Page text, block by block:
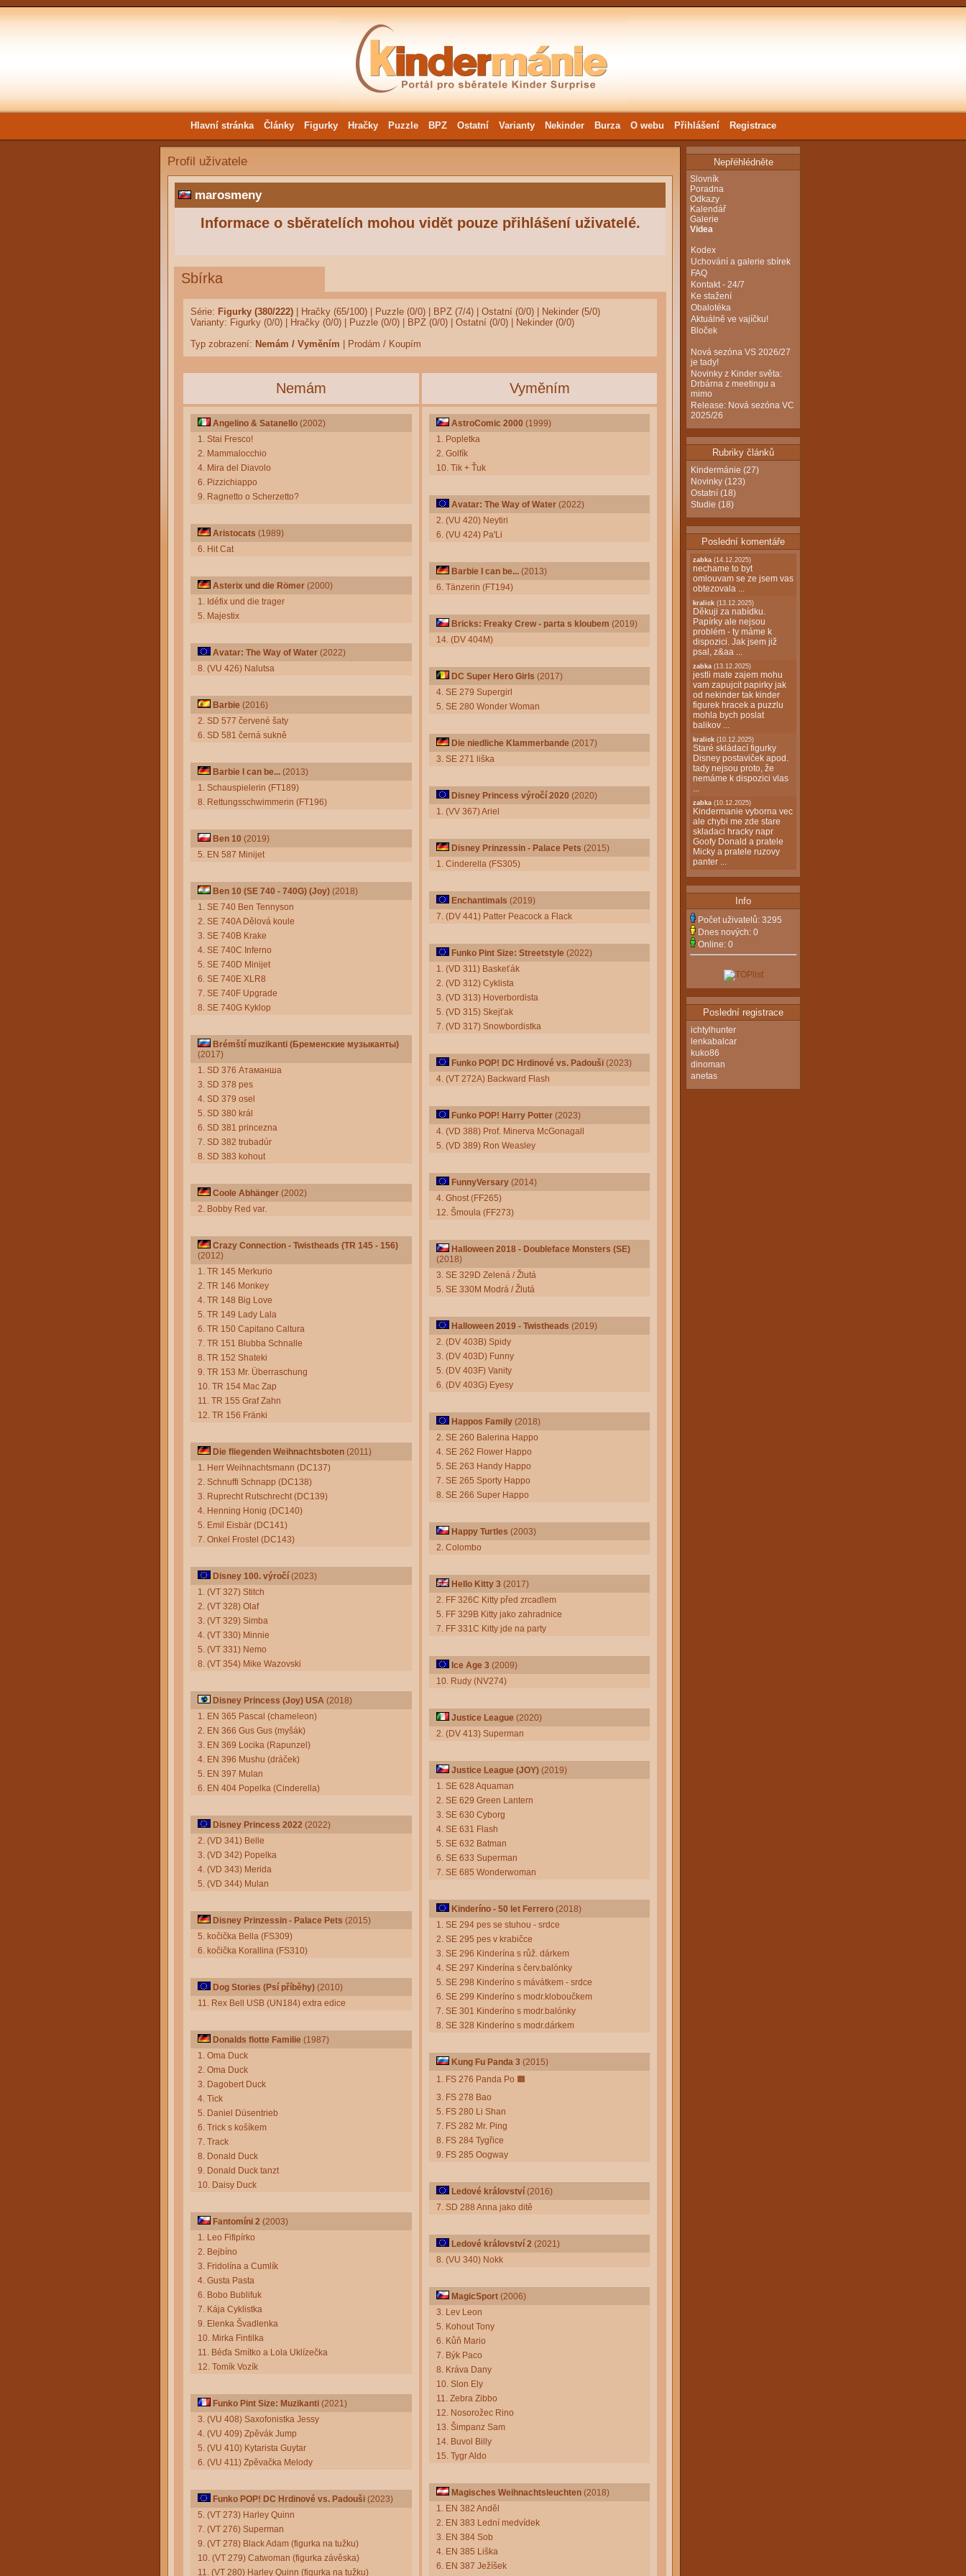
Hlavní stránka Články Figurky Hračky Puzzle BPZ Ostatní Varianty Nekinder Burza O webu Přihlášení Registrace
Profil uživatele
marosmeny
Informace o sběratelích mohou vidět pouze přihlášení uživatelé.
Sbírka
Série: Figurky (380/222) Hračky (65/100) Puzzle (0/0) BPZ (7/4) Ostatní (0/0)
Nekinder (5/0)
Varianty: Figurky (0/0) Hračky (0/0) Puzzle (0/0) BPZ (0/0) Ostatní (0/0)
Nekinder (0/0)
Typ zobrazení: Nemám / Vyměním Prodám / Koupím
Nemám Vyměním
Angelino & Satanello (2002)
1. Stai Fresco!
2. Mammalocchio
4. Mira del Diavolo
6. Pizzichiappo
9. Ragnetto o Scherzetto?
Aristocats (1989)
6. Hit Cat
Asterix und die Römer (2000)
1. Idéfix und die trager
5. Majestix
Avatar: The Way of Water (2022)
8. (VU 426) Nalutsa
Barbie (2016)
2. SD 577 červené šaty
6. SD 581 černá sukně
Barbie I can be... (2013)
1. Schauspielerin (FT189)
8. Rettungsschwimmerin (FT196)
Ben 10 (2019)
5. EN 587 Minijet
Ben 10 (SE 740 - 740G) (Joy) (2018)
1. SE 740 Ben Tennyson
2. SE 740A Dělová koule
3. SE 740B Krake
4. SE 740C Inferno
5. SE 740D Minijet
6. SE 740E XLR8
7. SE 740F Upgrade
8. SE 740G Kyklop
Brémští muzikanti (Бременские музыканты)
(2017)
1. SD 376 Атаманша
3. SD 378 pes
4. SD 379 osel
5. SD 380 král
6. SD 381 princezna
7. SD 382 trubadúr
8. SD 383 kohout
Coole Abhänger (2002)
2. Bobby Red var.
Crazy Connection - Twistheads (TR 145 - 156)
(2012)
1. TR 145 Merkurio
2. TR 146 Monkey
4. TR 148 Big Love
5. TR 149 Lady Lala
6. TR 150 Capitano Caltura
7. TR 151 Blubba Schnalle
8. TR 152 Shateki
9. TR 153 Mr. Überraschung
10. TR 154 Mac Zap
11. TR 155 Graf Zahn
12. TR 156 Fränki
Die fliegenden Weihnachtsboten (2011)
1. Herr Weihnachtsmann (DC137)
2. Schnuffi Schnapp (DC138)
3. Ruprecht Rutschrecht (DC139)
4. Henning Honig (DC140)
5. Emil Eisbär (DC141)
7. Onkel Frostel (DC143)
Disney 100. výročí (2023)
1. (VT 327) Stitch
2. (VT 328) Olaf
3. (VT 329) Simba
4. (VT 330) Minnie
5. (VT 331) Nemo
8. (VT 354) Mike Wazovski
Disney Princess (Joy) USA (2018)
1. EN 365 Pascal (chameleon)
2. EN 366 Gus Gus (myšák)
3. EN 369 Locika (Rapunzel)
4. EN 396 Mushu (dráček)
5. EN 397 Mulan
6. EN 404 Popelka (Cinderella)
Disney Princess 2022 (2022)
2. (VD 341) Belle
3. (VD 342) Popelka
4. (VD 343) Merida
5. (VD 344) Mulan
Disney Prinzessin - Palace Pets (2015)
5. kočička Bella (FS309)
6. kočička Korallina (FS310)
Dog Stories (Psí příběhy) (2010)
11. Rex Bell USB (UN184) extra edice
Donalds flotte Familie (1987)
1. Oma Duck
2. Oma Duck
3. Dagobert Duck
4. Tick
5. Daniel Düsentrieb
6. Trick s košíkem
7. Track
8. Donald Duck
9. Donald Duck tanzt
10. Daisy Duck
Fantomíni 2 (2003)
1. Leo Fifipírko
2. Bejbíno
3. Fridolína a Cumlík
4. Gusta Pasta
6. Bobo Bublifuk
7. Kája Cyklistka
9. Elenka Švadlenka
10. Mirka Fintilka
11. Béďa Smítko a Lola Uklízečka
12. Tomík Vozík
Funko Pint Size: Muzikanti (2021)
3. (VU 408) Saxofonistka Jessy
4. (VU 409) Zpěvák Jump
5. (VU 410) Kytarista Guytar
6. (VU 411) Zpěvačka Melody
Funko POP! DC Hrdinové vs. Padouši (2023)
5. (VT 273) Harley Quinn
7. (VT 276) Superman
9. (VT 278) Black Adam (figurka na tužku)
10. (VT 279) Catwoman (figurka závěska)
11. (VT 280) Harley Quinn (figurka na tužku)
AstroComic 2000 (1999)
1. Popletka
2. Golfík
10. Tik + Ťuk
Avatar: The Way of Water (2022)
2. (VU 420) Neytiri
6. (VU 424) Pa'Li
Barbie I can be... (2013)
6. Tänzerin (FT194)
Bricks: Freaky Crew - parta s kloubem (2019)
14. (DV 404M)
DC Super Hero Girls (2017)
4. SE 279 Supergirl
5. SE 280 Wonder Woman
Die niedliche Klammerbande (2017)
3. SE 271 liška
Disney Princess výročí 2020 (2020)
1. (VV 367) Ariel
Disney Prinzessin - Palace Pets (2015)
1. Cinderella (FS305)
Enchantimals (2019)
7. (DV 441) Patter Peacock a Flack
Funko Pint Size: Streetstyle (2022)
1. (VD 311) Baskeťák
2. (VD 312) Cyklista
3. (VD 313) Hoverbordista
5. (VD 315) Skejťak
7. (VD 317) Snowbordistka
Funko POP! DC Hrdinové vs. Padouši (2023)
4. (VT 272A) Backward Flash
Funko POP! Harry Potter (2023)
4. (VD 388) Prof. Minerva McGonagall
5. (VD 389) Ron Weasley
FunnyVersary (2014)
4. Ghost (FF265)
12. Šmoula (FF273)
Halloween 2018 - Doubleface Monsters (SE)
(2018)
3. SE 329D Zelená / Žlutá
5. SE 330M Modrá / Žlutá
Halloween 2019 - Twistheads (2019)
2. (DV 403B) Spidy
3. (DV 403D) Funny
5. (DV 403F) Vanity
6. (DV 403G) Eyesy
Happos Family (2018)
2. SE 260 Balerina Happo
4. SE 262 Flower Happo
5. SE 263 Handy Happo
7. SE 265 Sporty Happo
8. SE 266 Super Happo
Happy Turtles (2003)
2. Colombo
Hello Kitty 3 (2017)
2. FF 326C Kitty před zrcadlem
5. FF 329B Kitty jako zahradnice
7. FF 331C Kitty jde na party
Ice Age 3 (2009)
10. Rudy (NV274)
Justice League (2020)
2. (DV 413) Superman
Justice League (JOY) (2019)
1. SE 628 Aquaman
2. SE 629 Green Lantern
3. SE 630 Cyborg
4. SE 631 Flash
5. SE 632 Batman
6. SE 633 Superman
7. SE 685 Wonderwoman
Kinderíno - 50 let Ferrero (2018)
1. SE 294 pes se stuhou - srdce
2. SE 295 pes v krabičce
3. SE 296 Kinderína s růž. dárkem
4. SE 297 Kinderína s červ.balónky
5. SE 298 Kinderíno s mávátkem - srdce
6. SE 299 Kinderíno s modr.kloboučkem
7. SE 301 Kinderíno s modr.balónky
8. SE 328 Kinderíno s modr.dárkem
Kung Fu Panda 3 (2015)
1. FS 276 Panda Po 🟧
3. FS 278 Bao
5. FS 280 Li Shan
7. FS 282 Mr. Ping
8. FS 284 Tygřice
9. FS 285 Oogway
Ledové království (2016)
7. SD 288 Anna jako ditě
Ledové království 2 (2021)
8. (VU 340) Nokk
MagicSport (2006)
3. Lev Leon
5. Kohout Tony
6. Kůň Mario
7. Býk Paco
8. Kráva Dany
10. Slon Ely
11. Zebra Zibbo
12. Nosorožec Rino
13. Šimpanz Sam
14. Buvol Billy
15. Tygr Aldo
Magisches Weihnachtsleuchten (2018)
1. EN 382 Anděl
2. EN 383 Lední medvídek
3. EN 384 Sob
4. EN 385 Liška
6. EN 387 Ježíšek
Nepřéhlédněte
Slovník
Poradna
Odkazy
Kalendář
Galerie
Videa
Kodex
Uchování a galerie sbírek
FAQ
Kontakt - 24/7
Ke stažení
Obalotéka
Aktuálně ve vajíčku!
Bloček
Nová sezóna VS 2026/27
je tady!
Novinky z Kinder světa:
Drbárna z meetingu a
mimo
Release: Nová sezóna VC
2025/26
Rubriky článků
Kindermánie (27)
Novinky (123)
Ostatní (18)
Studie (18)
Poslední komentáře
zabka (14.12.2025)
nechame to byt
omlouvam se ze jsem vas
obtezovala ...
kralick (13.12.2025)
Děkuji za nabídku.
Papírky ale nejsou
problém - ty máme k
dispozici. Jak jsem již
psal, z&aa ...
zabka (13.12.2025)
jestli mate zajem mohu
vam zapujcit papirky jak
od nekinder tak kinder
figurek hracek a puzzlu
mohla bych poslat
balikov ...
kralick (10.12.2025)
Staré skládací figurky
Disney postaviček apod.
tady nejsou proto, že
nemáme k dispozici vlas
...
zabka (10.12.2025)
Kindermanie vyborna vec
ale chybi me zde stare
skladaci hracky napr
Goofy Donald a pratele
Micky a pratele ruzovy
panter ...
Info
Počet uživatelů: 3295
Dnes nových: 0
Online: 0
Poslední registrace
ichtylhunter
lenkabalcar
kuko86
dinoman
anetas